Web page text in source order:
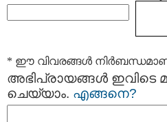
* ഈ വിവരങ്ങള്‍
അഭിപ്രായങ്ങള്‍ ഇവിടെ
ചെയ്യാം. എങ്ങനെ?